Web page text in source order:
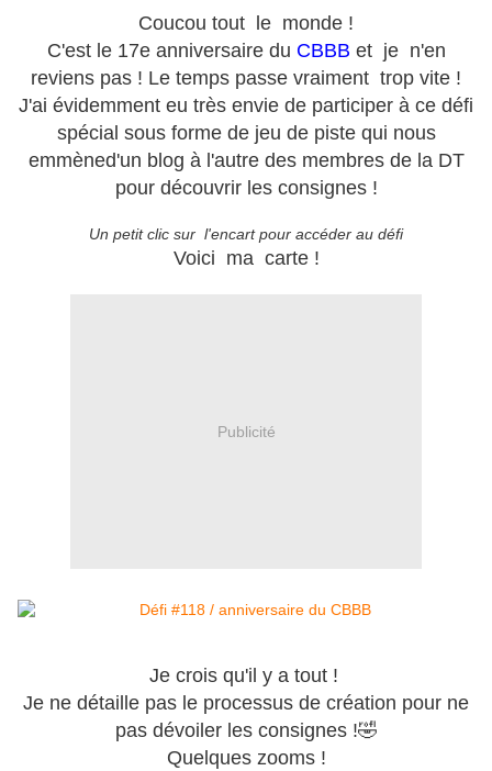
Coucou tout le monde !
C'est le 17e anniversaire du CBBB et je n'en
reviens pas ! Le temps passe vraiment trop vite !
J'ai évidemment eu très envie de participer à ce défi
spécial sous forme de jeu de piste qui nous
emmèned'un blog à l'autre des membres de la DT
pour découvrir les consignes !
Un petit clic sur l'encart pour accéder au défi
Voici ma carte !
Publicité
Je crois qu'il y a tout !
Je ne détaille pas le processus de création pour ne
pas dévoiler les consignes !🤣
Quelques zooms !